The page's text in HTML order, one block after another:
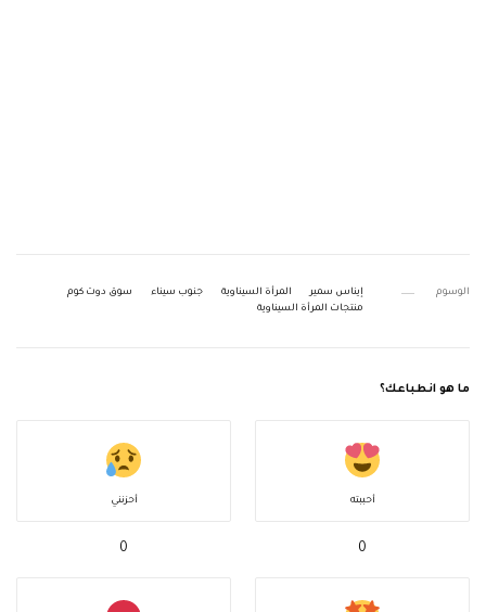
الوسوم إيناس سمير المرأة السيناوية جنوب سيناء
سوق دوت كوم
منتجات المرأة السيناوية
ما هو انطباعك؟
أحببته
0
أحزنني
0